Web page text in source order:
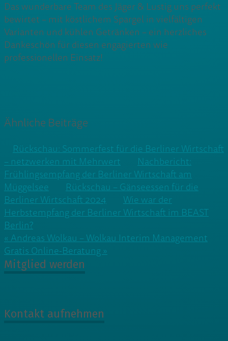
Das wunderbare Team des Jäger & Lustig uns perfekt
bewirtet – mit köstlichem Spargel in vielfältigen
Varianten und kühlen Getränken – ein herzliches
Dankeschön für diesen engagierten wie
professionellen Einsatz!
Ähnliche Beiträge
Rückschau: Sommerfest für die Berliner Wirtschaft
– netzwerken mit Mehrwert
Nachbericht:
Frühlingsempfang der Berliner Wirtschaft am
Müggelsee
Rückschau – Gänseessen für die
Berliner Wirtschaft 2024
Wie war der
Herbstempfang der Berliner Wirtschaft im BEAST
Berlin?
Beitragsnavigation
« Andreas Wolkau – Wolkau Interim Management
Gratis Online-Beratung »
Mitglied werden
Kontakt aufnehmen